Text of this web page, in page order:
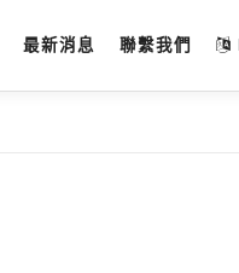
最新消息 聯繫我們